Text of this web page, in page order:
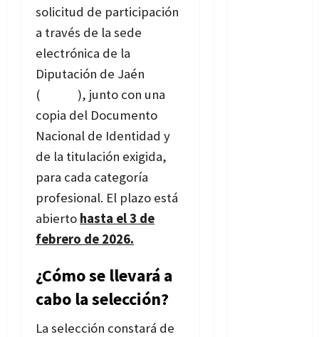
solicitud de participación
a través de la sede
electrónica de la
Diputación de Jaén
(
), junto con una
copia del Documento
Nacional de Identidad y
de la titulación exigida,
para cada categoría
profesional. El plazo está
abierto hasta el 3 de
febrero de 2026.
¿Cómo se llevará a
cabo la selección?
La selección constará de